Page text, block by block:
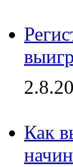
Как